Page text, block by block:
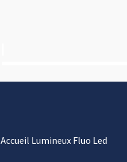
Accueil Lumineux Fluo Led